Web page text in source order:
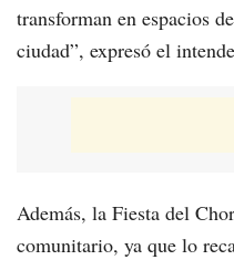
transforman en espacios
ciudad”, expresó el
Además, la Fiesta del
comunitario, ya que lo